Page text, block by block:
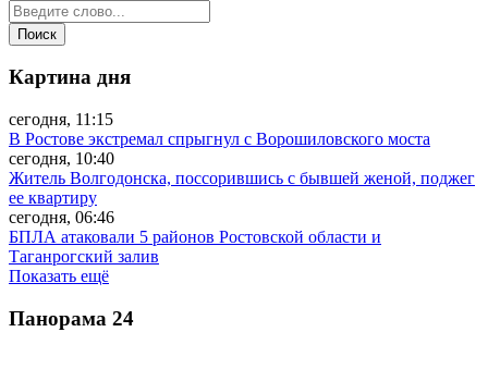
Картина дня
сегодня, 11:15
В Ростове экстремал спрыгнул с Ворошиловского моста
сегодня, 10:40
Житель Волгодонска, поссорившись с бывшей женой, поджег
ее квартиру
сегодня, 06:46
БПЛА атаковали 5 районов Ростовской области и
Таганрогский залив
Показать ещё
Панорама 24